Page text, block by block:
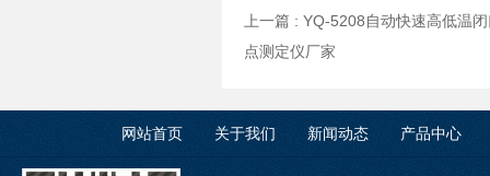
上一篇 : YQ-5208自动快速高低温
点测定仪厂家
网站首页 关于我们 新闻动态 产品中心